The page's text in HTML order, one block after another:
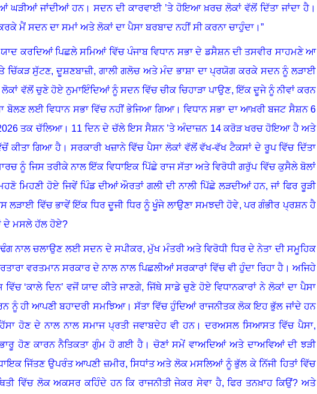
ਘੜੀਆਂ ਜਾਂਦੀਆਂ ਹਨ। ਸਦਨ ਦੀ ਕਾਰਵਾਈ ’ਤੇ ਹੋਇਆ ਖ਼ਰਚ ਲੋਕਾਂ ਵੱਲੋਂ ਦਿੱਤਾ ਜਾਂਦਾ ਹੈ ।
ਮੈਂ ਸਦਨ ਦਾ ਸਮਾਂ ਅਤੇ ਲੋਕਾਂ ਦਾ ਪੈਸਾ ਬਰਬਾਦ ਨਹੀਂ ਸੀ ਕਰਨਾ ਚਾਹੁੰਦਾ ।”
ਕਰਦਿਆਂ ਪਿਛਲੇ ਸਮਿਆਂ ਵਿੱਚ ਪੰਜਾਬ ਵਿਧਾਨ ਸਭਾ ਦੇ ਡਸੈਸ਼ਨ ਦੀ ਤਸਵੀਰ ਸਾਹਮਣੇ ਆ
ਚਿੱਕੜ ਸੁੱਟਣ,ਦੂਸ਼ਣਬਾਜ਼ੀ, ਗਾਲੀ ਗਲੋਚ ਅਤੇ ਮੰਦ ਭਾਸ਼ਾ ਦਾ ਪ੍ਰਯੋਗ ਕਰਕੇ ਸਦਨ ਨੂੰ ਲੜਾਈ
ਲੋਕਾਂ ਵੱਲੋਂ ਚੁਣੇ ਹੋਏ ਨੁਮਾਇੰਦਿਆਂ ਨੂੰ ਸਦਨ ਵਿੱਚ ਚੀਕ ਚਿਹਾੜਾ ਪਾਉਣ,ਇੱਕ ਦੂਜੇ ਨੂੰ ਨੀਵਾਂ ਕਰਨ
ਲਈ ਵਿਧਾਨ ਸਭਾ ਵਿੱਚ ਨਹੀਂ ਭੇਜਿਆ ਗਿਆ।ਵਿਧਾਨ ਸਭਾ ਦਾ ਆਖ਼ਰੀ ਬਜਟ ਸੈਸ਼ਨ6
ਤਕ ਚੱਲਿਆ। 11 ਦਿਨ ਦੇ ਚੱਲੇ ਇਸ ਸੈਸ਼ਨ ’ਤੇ ਅੰਦਾਜ਼ਨ 14ਕਰੋੜ ਖਰਚ ਹੋਇਆ ਹੈ ਅਤੇ
ਕੀਤਾ ਗਿਆ ਹੈ । ਸਰਕਾਰੀ ਖਜ਼ਾਨੇ ਵਿੱਚ ਪੈਸਾ ਲੋਕਾਂ ਵੱਲੋਂ ਵੱਖ-ਵੱਖ ਟੈਕਸਾਂ ਦੇ ਰੂਪ ਵਿੱਚ ਦਿੱਤਾ
ਨੂੰ ਜਿਸ ਤਰੀਕੇ ਨਾਲ ਇੱਕ ਵਿਧਾਇਕ ਪਿੱਛੇ ਰਾਜ ਸੱਤਾ ਅਤੇ ਵਿਰੋਧੀ ਗਰੁੱਪ ਵਿੱਚ ਕੁਸੈਲੇ ਬੋਲਾਂ
ਮਿਹਣੀ ਹੋਏ ਜਿਵੇਂ ਪਿੰਡ ਦੀਆਂ ਔਰਤਾਂ ਗਲੀ ਦੀ ਨਾਲੀ ਪਿੱਛੇ ਲੜਦੀਆਂ ਹਨ,ਜਾਂ ਫਿਰ ਰੂੜੀ
ਲੜਾਈ ਵਿੱਚ ਭਾਵੇਂ ਇੱਕ ਧਿਰ ਦੂਜੀ ਧਿਰ ਨੂੰ ਖੂੰਜੇ ਲਾਉਣਾ ਸਮਝਦੀ ਹੋਵੇ,ਪਰ ਗੰਭੀਰ ਪ੍ਰਸ਼ਨ ਹੈ
ਦੇ ਮਸਲੇ ਹੱਲ ਹੋਏ?
ਨਾਲ ਚਲਾਉਣ ਲਈ ਸਦਨ ਦੇ ਸਪੀਕਰ,ਮੁੱਖ ਮੰਤਰੀ ਅਤੇ ਵਿਰੋਧੀ ਧਿਰ ਦੇ ਨੇਤਾ ਦੀ ਸਮੂਹਿਕ
ਵਰਤਮਾਨ ਸਰਕਾਰ ਦੇ ਨਾਲ ਨਾਲ ਪਿਛਲੀਆਂ ਸਰਕਾਰਾਂ ਵਿੱਚ ਵੀ ਹੁੰਦਾ ਰਿਹਾ ਹੈ।ਅਜਿਹੇ
ਵਿੱਚ ‘ਕਾਲੇ ਦਿਨ’ਵਜੋਂ ਯਾਦ ਕੀਤੇ ਜਾਣਗੇ, ਜਿੱਥੇ ਸਾਡੇ ਚੁਣੇ ਹੋਏ ਵਿਧਾਨਕਾਰਾਂ ਨੇ ਲੋਕਾਂ ਦਾ ਪੈਸਾ
ਨੂੰ ਹੀ ਆਪਣੀ ਬਹਾਦਰੀ ਸਮਝਿਆ। ਸੱਤਾ ਵਿੱਚ ਹੁੰਦਿਆਂ ਰਾਜਨੀਤਕ ਲੋਕ ਇਹ ਭੁੱਲ ਜਾਂਦੇ ਹਨ
ਹੋਣ ਦੇ ਨਾਲ ਨਾਲ ਸਮਾਜ ਪ੍ਰਤੀ ਜਵਾਬਦੇਹ ਵੀ ਹਨ।ਦਰਅਸਲ ਸਿਆਸਤ ਵਿੱਚ ਪੈਸਾ,
ਹੋਣ ਕਾਰਨ ਨੈਤਿਕਤਾ ਗੁੰਮ ਹੋ ਗਈ ਹੈ । ਚੋਣਾਂ ਸਮੇਂ ਵਾਅਦਿਆਂ ਅਤੇ ਦਾਅਵਿਆਂ ਦੀ ਝੜੀ
ਜਿੱਤਣ ਉਪਰੰਤ ਆਪਣੀ ਜ਼ਮੀਰ,ਸਿਧਾਂਤ ਅਤੇ ਲੋਕ ਮਸਲਿਆਂ ਨੂੰ ਭੁੱਲ ਕੇ ਨਿੱਜੀ ਹਿਤਾਂ ਵਿੱਚ
ਵਿੱਚ ਲੋਕ ਅਕਸਰ ਕਹਿੰਦੇ ਹਨ ਕਿ ਰਾਜਨੀਤੀ ਜੇਕਰ ਸੇਵਾ ਹੈ,ਫਿਰ ਤਨਖ਼ਾਹ ਕਿਉਂ?ਅਤੇ